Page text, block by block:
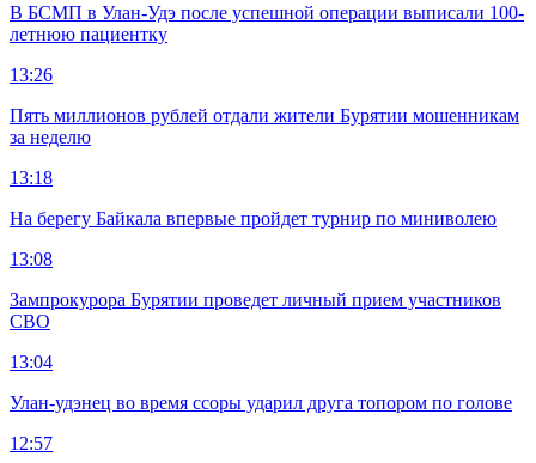
В БСМП в Улан-Удэ после успешной операции выписали 100-
летнюю пациентку
13:26
Пять миллионов рублей отдали жители Бурятии мошенникам
за неделю
13:18
На берегу Байкала впервые пройдет турнир по миниволею
13:08
Зампрокурора Бурятии проведет личный прием участников
СВО
13:04
Улан-удэнец во время ссоры ударил друга топором по голове
12:57